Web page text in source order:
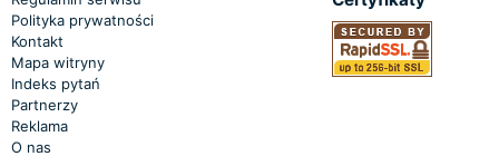
Polityka prywatności
Kontakt
Mapa witryny
Indeks pytań
Partnerzy
Reklama
O nas